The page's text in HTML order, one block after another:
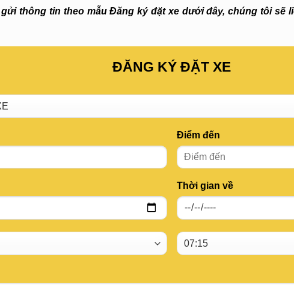
thông tin theo mẫu Đăng ký đặt xe dưới đây, chúng tôi sẽ
ĐĂNG KÝ ĐẶT XE
Điểm đến
Thời gian về